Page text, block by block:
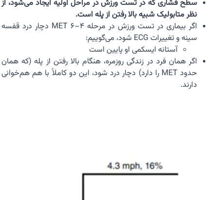
سطح فشاری که در تست ورزش در مراحل اولیه ایجاد می‌شود، از
نظر متابولیک شبیه بالا رفتن از پله است.
اگر بیماری در تست ورزش در مرحله ۴–۶ MET دچار درد قفسه
سینه و تغییرات ECG شود، می‌گوییم:
آستانه ایسکمی او پایین است
اگر همان فرد در زندگی روزمره، هنگام بالا رفتن از پله (که همان
حدود MET را دارد) دچار درد شود، این دو کاملاً با هم هم‌خوانی
دارند.